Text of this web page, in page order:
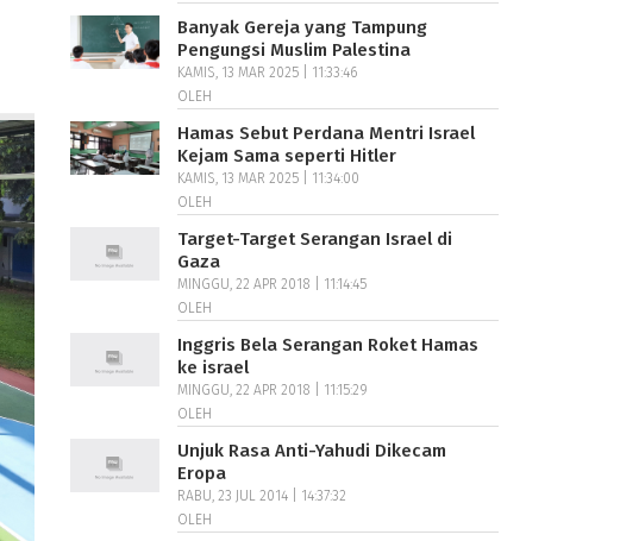
Banyak Gereja yang Tampung
Pengungsi Muslim Palestina
KAMIS, 13 MAR 2025 | 11:33:46
OLEH
Hamas Sebut Perdana Mentri Israel
Kejam Sama seperti Hitler
KAMIS, 13 MAR 2025 | 11:34:00
OLEH
Target-Target Serangan Israel di
Gaza
MINGGU, 22 APR 2018 | 11:14:45
OLEH
Inggris Bela Serangan Roket Hamas
ke israel
MINGGU, 22 APR 2018 | 11:15:29
OLEH
Unjuk Rasa Anti-Yahudi Dikecam
Eropa
RABU, 23 JUL 2014 | 14:37:32
OLEH